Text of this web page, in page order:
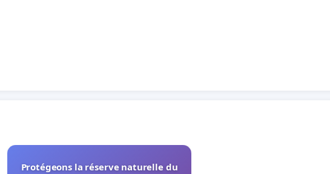
Protégeons la réserve naturelle du